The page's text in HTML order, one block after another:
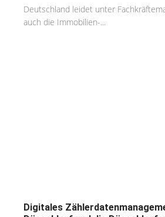
Deutschland leidet unter
auch die Immobilien-...
Digitales